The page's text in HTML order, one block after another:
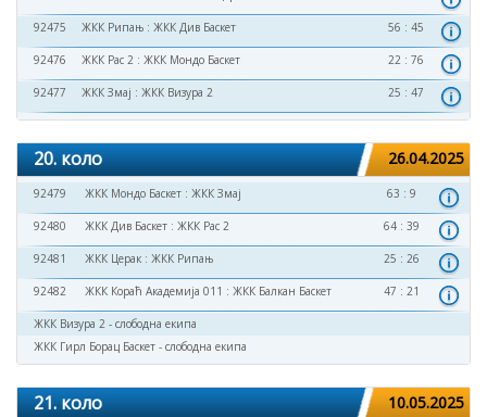
92475 ЖКК Рипањ : ЖКК Див Баскет 56 : 45
92476 ЖКК Рас 2 : ЖКК Мондо Баскет 22 : 76
92477 ЖКК Змај : ЖКК Визура 2 25 : 47
20. коло 26.04.2025
92479 ЖКК Мондо Баскет : ЖКК Змај 63 : 9
92480 ЖКК Див Баскет : ЖКК Рас 2 64 : 39
92481 ЖКК Церак : ЖКК Рипањ 25 : 26
92482 ЖКК Кораћ Академија 011 : ЖКК Балкан Баскет 47 : 21
ЖКК Визура 2 - слободна екипа
ЖКК Гирл Борац Баскет - слободна екипа
21. коло 10.05.2025